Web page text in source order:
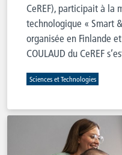
CeREF), participait à la
technologique « Smart
organisée en Finlande
COULAUD du CeREF
Sciences et Technologies